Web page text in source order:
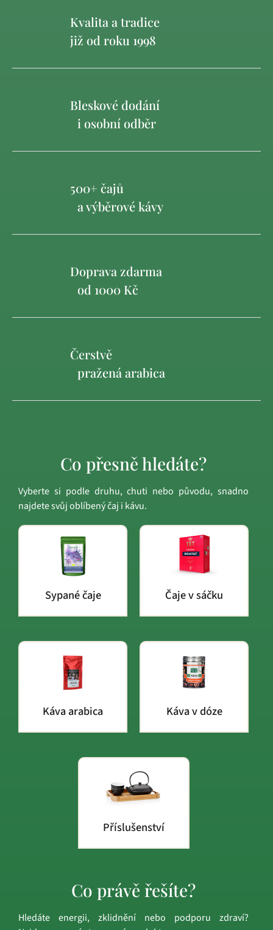
Kvalita a tradice
již od roku 1998
Bleskové dodání
i osobní odběr
500+ čajů
a výběrové kávy
Doprava zdarma
od 1000 Kč
Čerstvě
pražená arabica
Co přesně hledáte?
Vyberte si podle druhu, chuti nebo původu, snadno
najdete svůj oblíbený čaj i kávu.
Sypané čaje Čaje v sáčku
Káva arabica Káva v dóze
Příslušenství
Co právě řešíte?
Hledáte energii, zklidnění nebo podporu zdraví?